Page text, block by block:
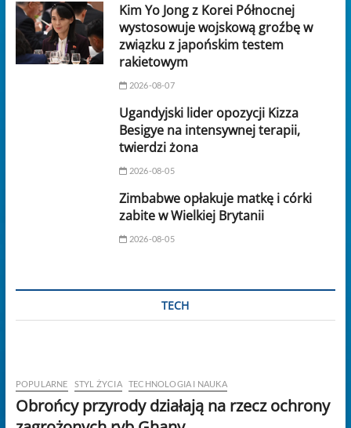
Kim Yo Jong z Korei Północnej
wystosowuje wojskową groźbę w
związku z japońskim testem
rakietowym
2026-08-07
Ugandyjski lider opozycji Kizza
Besigye na intensywnej terapii,
twierdzi żona
2026-08-05
Zimbabwe opłakuje matkę i córki
zabite w Wielkiej Brytanii
2026-08-05
TECH
POPULARNE STYL ŻYCIA TECHNOLOGIA I NAUKA
Obrońcy przyrody działają na rzecz ochrony